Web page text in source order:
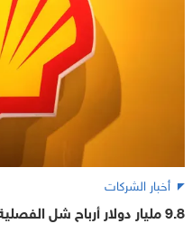
أخبار الشركات
9.8 مليار دولار أرباح شل الفصلية.. نمو بأكثر من الضعف